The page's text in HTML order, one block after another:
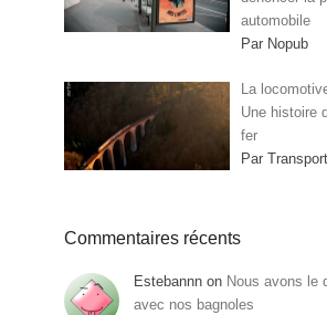
automobile
Par Nopub
La
Une histoire
fer
Par
Commentaires récents
Estebannn on Nous avons le
avec nos bagnoles